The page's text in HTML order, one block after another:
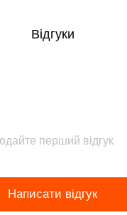
Відгуки
перший відгук
Написати відгук